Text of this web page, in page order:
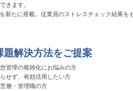
きます。
新たに搭載。従業員のストレスチェック結果を
題解決方法をご提案
管理の複雑化にお悩みの方
せず、有効活用したい方
層・管理職の方